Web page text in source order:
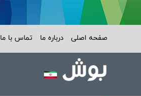
صفحه اصلی درباره ما تماس با ما